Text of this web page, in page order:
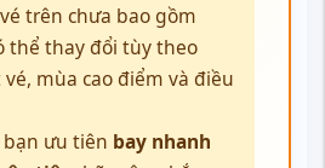
trên chưa bao gồm
thể thay đổi tùy theo
mùa cao điểm và điều
ưu tiên bay nhanh